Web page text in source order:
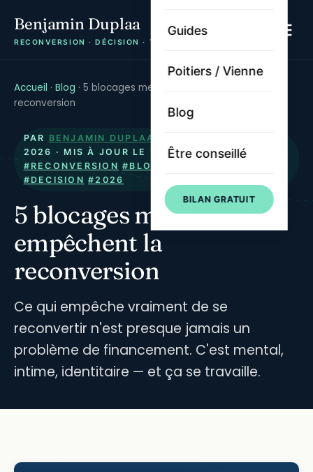
Benjamin Duplaa
RECONVERSION · DÉCISION · TRAJECTOIRE
Guides
Poitiers / Vienne
Blog
Être conseillé
BILAN GRATUIT
Accueil · Blog · 5 blocages mentaux qui empêchent la
reconversion
PAR BENJAMIN DUPLAA
2026 · MIS À JOUR LE 7 JUIN 2026·
#RECONVERSION #BLOCAGES
#DECISION #2026
5 blocages mentaux qui
empêchent la
reconversion
Ce qui empêche vraiment de se
reconvertir n'est presque jamais un
problème de financement. C'est mental,
intime, identitaire — et ça se travaille.